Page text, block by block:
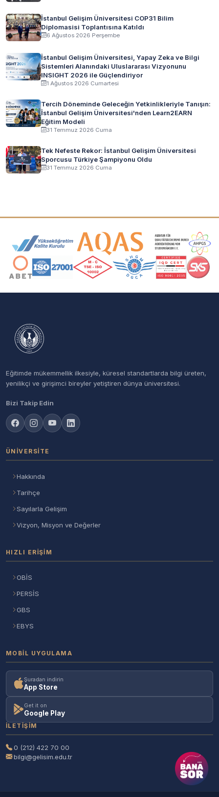
İstanbul Gelişim Üniversitesi COP31 Bilim
Diplomasisi Toplantısına Katıldı
6 Ağustos 2026 Perşembe
İstanbul Gelişim Üniversitesi, Yapay Zeka ve Bilgi
Sistemleri Alanındaki Uluslararası Vizyonunu
INSIGHT 2026 ile Güçlendiriyor
1 Ağustos 2026 Cumartesi
Tercih Döneminde Geleceğin Yetkinlikleriyle Tanışın:
İstanbul Gelişim Üniversitesi'nden Learn2EARN
Eğitim Modeli
31 Temmuz 2026 Cuma
Tek Nefeste Rekor: İstanbul Gelişim Üniversitesi
Sporcusu Türkiye Şampiyonu Oldu
31 Temmuz 2026 Cuma
Akreditasyon ve Üyelik Logoları
Eğitimde mükemmellik ilkesiyle, küresel standartlarda bilgi üreten,
yenilikçi ve girişimci bireyler yetiştiren dünya üniversitesi.
Bizi Takip Edin
ÜNIVERSITE
Hakkında
Tarihçe
Sayılarla Gelişim
Vizyon, Misyon ve Değerler
HIZLI ERIŞIM
OBİS
PERSİS
GBS
EBYS
MOBIL UYGULAMA
Şuradan indirin
App Store
Get it on
Google Play
İLETIŞIM
0 (212) 422 70 00
bilgi@gelisim.edu.tr